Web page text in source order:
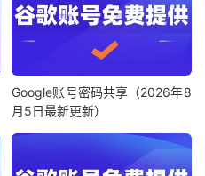
Google账号密码共享（2026年8
月5日最新更新）